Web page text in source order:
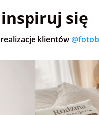
się
klientów